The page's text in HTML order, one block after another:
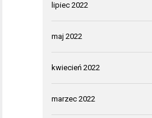
lipiec 2022
maj 2022
kwiecień 2022
marzec 2022